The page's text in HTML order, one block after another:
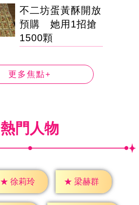
不二坊蛋黃酥開放
預購 她用1招搶
1500顆
更多焦點+
熱門人物
★ 徐莉玲 ★ 梁赫群